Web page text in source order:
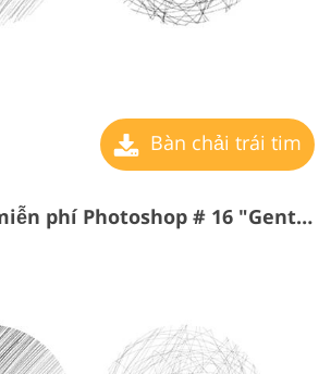
Bàn chải trái tim
Chổi trái tim miễn phí Photoshop # 16 "Gentle Touches"